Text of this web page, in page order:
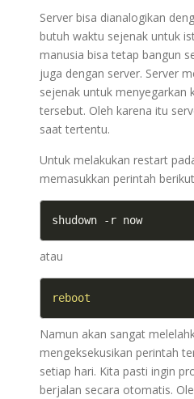
Server bisa dianalogikan
butuh waktu sejenak untuk
manusia bisa tetap bangun
juga dengan server. Server
sejenak untuk menyegarkan
tersebut. Oleh karena itu
saat tertentu.
Untuk melakukan restart
memasukkan perintah
shudown -r now
atau
reboot
Namun akan sangat
mengeksekusikan perintah
setiap hari. Kita pasti ingin
berjalan secara otomatis.